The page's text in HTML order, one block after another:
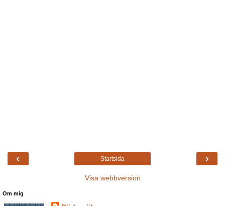
‹ ›
Startsida
Visa webbversion
Om mig